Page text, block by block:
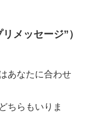
メッセージ”）
あなたに合わせ
ちらもいりま